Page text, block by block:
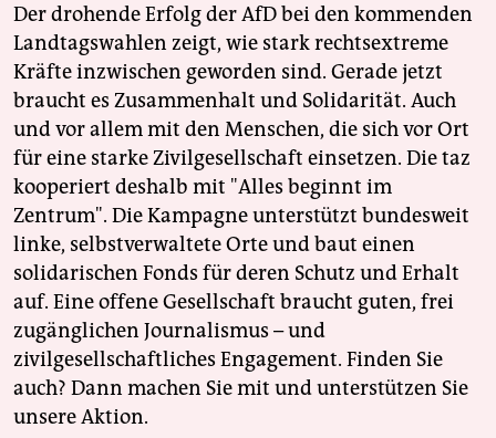
Der drohende Erfolg der AfD bei den kommenden
Landtagswahlen zeigt, wie stark rechtsextreme
Kräfte inzwischen geworden sind. Gerade jetzt
braucht es Zusammenhalt und Solidarität. Auch
und vor allem mit den Menschen, die sich vor Ort
für eine starke Zivilgesellschaft einsetzen. Die taz
kooperiert deshalb mit "Alles beginnt im
Zentrum". Die Kampagne unterstützt bundesweit
linke, selbstverwaltete Orte und baut einen
solidarischen Fonds für deren Schutz und Erhalt
auf. Eine offene Gesellschaft braucht guten, frei
zugänglichen Journalismus – und
zivilgesellschaftliches Engagement. Finden Sie
auch? Dann machen Sie mit und unterstützen Sie
unsere Aktion.